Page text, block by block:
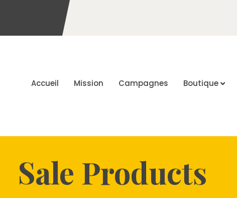
Accueil Mission Campagnes Boutique
Sale Products